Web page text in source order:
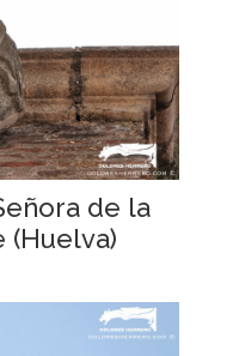
de la
(Huelva)